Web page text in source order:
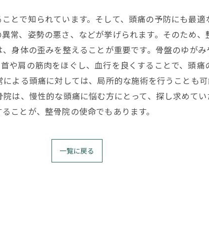
とで知られています。そして、頭痛の予防にも最
常、姿勢の悪さ、などが挙げられます。そのため
身体の歪みを整えることが重要です。骨盤のゆが
や肩の筋肉をほぐし、血行を良くすることで、頭
よる頭痛に対しては、局所的な施術を行うことも
は、慢性的な頭痛に悩む方にとって、探し求めて
ことが、整骨院の使命でもあります。
一覧に戻る